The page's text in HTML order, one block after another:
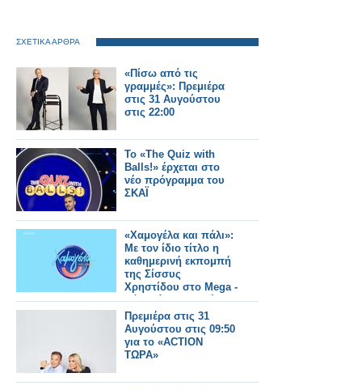
ΣΧΕΤΙΚΑ ΑΡΘΡΑ
«Πίσω από τις
γραμμές»: Πρεμιέρα
στις 31 Αυγούστου
στις 22:00
Το «The Quiz with
Balls!» έρχεται στο
νέο πρόγραμμα του
ΣΚΑΪ
«Χαμογέλα και πάλι»:
Με τον ίδιο τίτλο η
καθημερινή εκπομπή
της Σίσσυς
Χρηστίδου στο Mega -
Πότε κάνει πρεμιέρα;
Πρεμιέρα στις 31
Αυγούστου στις 09:50
για το «ACTION
ΤΩΡΑ»